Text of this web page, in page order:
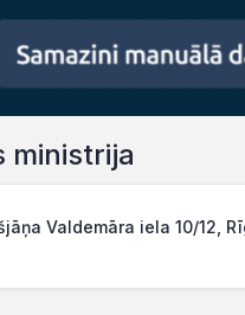
ministrija
Valdemāra iela 10/12,